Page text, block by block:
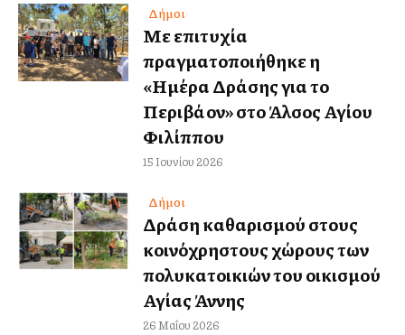
Δήμοι
Με επιτυχία
πραγματοποιήθηκε η
«Ημέρα Δράσης για το
Περιβάλλον» στο Άλσος Αγίου
Φιλίππου
15 Ιουνίου 2026
Δήμοι
Δράση καθαρισμού στους
κοινόχρηστους χώρους των
πολυκατοικιών του οικισμού
Αγίας Άννης
26 Μαΐου 2026